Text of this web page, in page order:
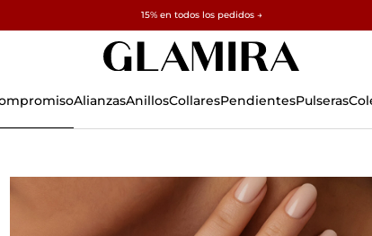
15% en todos los pedidos →
✓ Devoluciones en 60 días ✓ Redimensionamiento gratuito
AlianzasAnillosCollaresPendientesPulseras